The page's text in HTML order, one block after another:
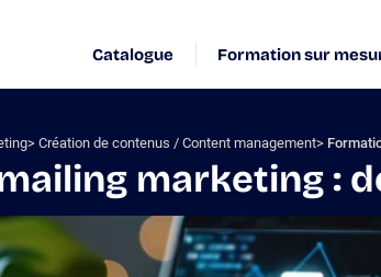
Catalogue Formation sur
Création de contenus / Content management
marketing :